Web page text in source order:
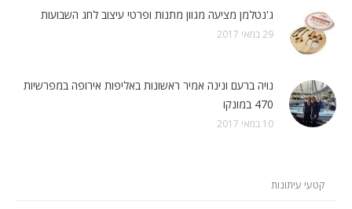
ג'נטלמן מציעה מגוון מתנות ופרטי עיצוב לחג השבועות
29 במאי 2017
נויה ברעם ונינה אמיר ראשונות באליפות אירופה במפרשיות
470 במונקו
10 במאי 2017
קטעי עיתונות